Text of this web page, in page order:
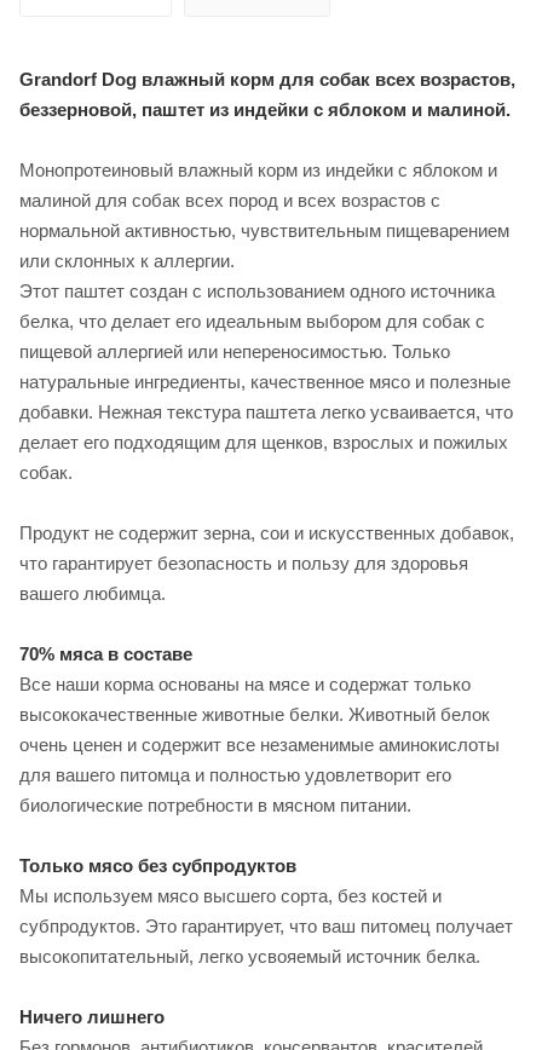
Grandorf Dog влажный корм для собак всех возрастов,
беззерновой, паштет из индейки с яблоком и малиной.
Монопротеиновый влажный корм из индейки с яблоком и
малиной для собак всех пород и всех возрастов с
нормальной активностью, чувствительным пищеварением
или склонных к аллергии.
Этот паштет создан с использованием одного источника
белка, что делает его идеальным выбором для собак с
пищевой аллергией или непереносимостью. Только
натуральные ингредиенты, качественное мясо и полезные
добавки. Нежная текстура паштета легко усваивается, что
делает его подходящим для щенков, взрослых и пожилых
собак.
Продукт не содержит зерна, сои и искусственных добавок,
что гарантирует безопасность и пользу для здоровья
вашего любимца.
70% мяса в составе
Все наши корма основаны на мясе и содержат только
высококачественные животные белки. Животный белок
очень ценен и содержит все незаменимые аминокислоты
для вашего питомца и полностью удовлетворит его
биологические потребности в мясном питании.
Только мясо без субпродуктов
Мы используем мясо высшего сорта, без костей и
субпродуктов. Это гарантирует, что ваш питомец получает
высокопитательный, легко усвояемый источник белка.
Ничего лишнего